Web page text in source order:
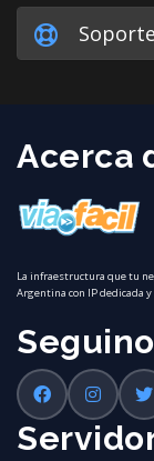
Soporte
Acerca
La infraestructura que tu
Argentina con IP dedicada y